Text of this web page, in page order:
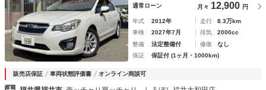
通常ローン 月々 12,900 円
年式 2012年 走行
8.3万km
車検
2027年7月 排気
2000cc
整備
法定整備付 修復
なし
保証
保証付 (1ヶ月・1000km)
販売店保証 車両状態評価書 オンライン商談可